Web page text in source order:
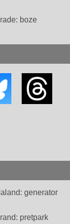
boze
generator
pretpark